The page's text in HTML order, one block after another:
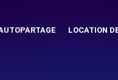
LOCATION